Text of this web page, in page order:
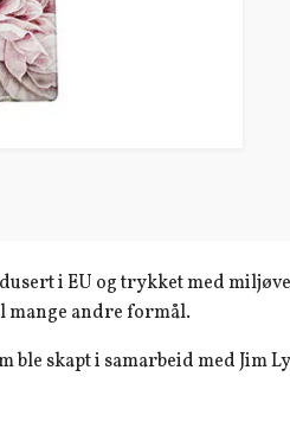
i EU og trykket med
mange andre formål.
ble skapt i samarbeid med Jim